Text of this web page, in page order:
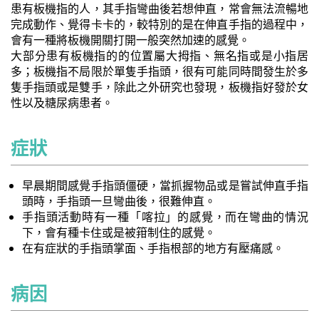
患有板機指的人，其手指彎曲後若想伸直，常會無法流暢地
完成動作、覺得卡卡的，較特別的是在伸直手指的過程中，
會有一種將板機開關打開一般突然加速的感覺。
大部分患有板機指的的位置屬大拇指、無名指或是小指居
多；板機指不局限於單隻手指頭，很有可能同時間發生於多
隻手指頭或是雙手，除此之外研究也發現，板機指好發於女
性以及糖尿病患者。
症狀
早晨期間感覺手指頭僵硬，當抓握物品或是嘗試伸直手指
頭時，手指頭一旦彎曲後，很難伸直。
手指頭活動時有一種「喀拉」的感覺，而在彎曲的情況
下，會有種卡住或是被箝制住的感覺。
在有症狀的手指頭掌面、手指根部的地方有壓痛感。
病因